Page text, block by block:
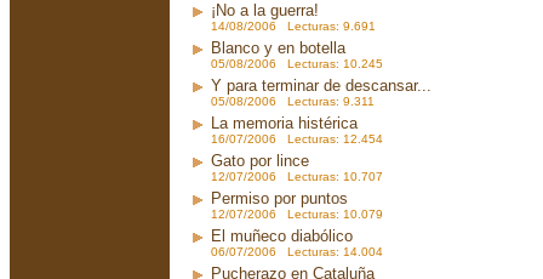
¡No a la guerra!
14/08/2006 Lecturas: 9.691
Blanco y en botella
05/08/2006 Lecturas: 10.245
Y para terminar de descansar...
05/08/2006 Lecturas: 9.311
La memoria histérica
16/07/2006 Lecturas: 12.454
Gato por lince
12/07/2006 Lecturas: 10.707
Permiso por puntos
12/07/2006 Lecturas: 10.079
El muñeco diabólico
06/07/2006 Lecturas: 14.004
Pucherazo en Cataluña